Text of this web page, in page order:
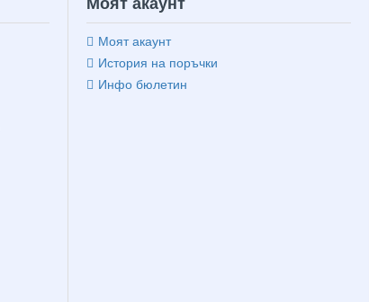
Моят акаунт
Моят акаунт
История на поръчки
Инфо бюлетин